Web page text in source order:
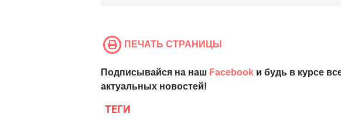
ПЕЧАТЬ СТРАНИЦЫ
Подписывайся на наш Facebook и будь в курсе
актуальных новостей!
ТЕГИ